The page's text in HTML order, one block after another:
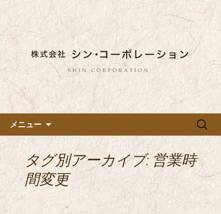
都内に5店舗展開している蕎麦
のお店「真希（しんき）」を運
営する「株式会社シン・コーポ
レーション」のブログ
東京都内に5店舗ある美味しい蕎麦のお
店「真希（しんき）」と運営の「株式
会社シン・コーポレーション」の新着
情報はこちら。店舗によって24時間営
業、宴会なども承っております。季節
のメニューも豊富にご用意。
メニュー
検
タグ別アーカイブ: 営業時
間変更